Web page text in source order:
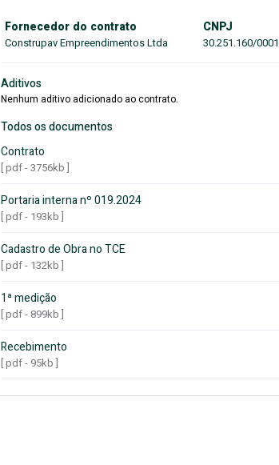
Fornecedor do contrato
Construpav Empreendimentos Ltda
CNPJ
30.251.160/
Aditivos
Nenhum aditivo adicionado ao contrato.
Todos os documentos
Contrato
[ pdf - 3756kb ]
Portaria interna nº 019.2024
[ pdf - 193kb ]
Cadastro de Obra no TCE
[ pdf - 132kb ]
1ª medição
[ pdf - 899kb ]
Recebimento
[ pdf - 95kb ]